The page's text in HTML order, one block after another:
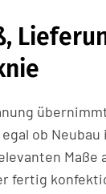
egal ob
Maße
fertig